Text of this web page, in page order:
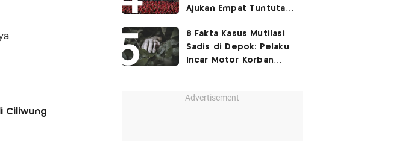
Ciliwung
Ajukan Empat Tuntutan
8 Fakta Kasus Mutilasi
Sadis di Depok: Pelaku
Incar Motor Korban
Advertisement